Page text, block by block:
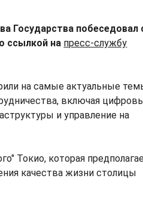
Государства побеседовал
ссылкой на пресс-службу
на самые актуальные
включая
и управление на
Токио, которая
качества жизни столицы